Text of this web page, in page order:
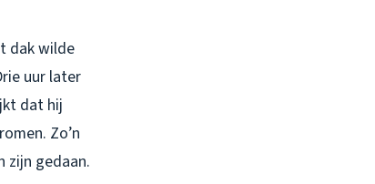
dak wilde
uur later
dat hij
Zo’n
zijn gedaan.